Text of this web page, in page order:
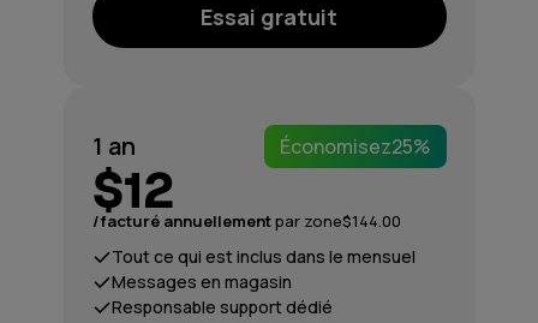
Essai gratuit
1 an Économisez25%
$12
/facturé annuellementpar zone$144.00
Tout ce qui est inclus dans le mensuel
Messages en magasin
Responsable support dédié